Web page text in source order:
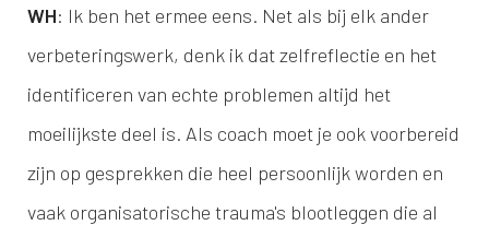
WH: Ik ben het ermee eens. Net als bij elk ander
verbeteringswerk, denk ik dat zelfreflectie en het
identificeren van echte problemen altijd het
moeilijkste deel is. Als coach moet je ook voorbereid
zijn op gesprekken die heel persoonlijk worden en
vaak organisatorische trauma's blootleggen die al